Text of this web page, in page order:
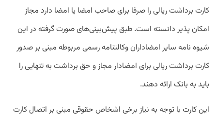
کارت برداشت ریالی را صرفا برای صاحب امضا یا امضا دارد مجاز
امکان پذیر دانسته است. طبق پیش‌بینی‌های صورت گرفته در این
شیوه نامه سایر امضاداران وکالتنامه رسمی مربوطه مبنی بر صدور
کارت برداشت ریالی برای امضادار مجاز و حق برداشت به تنهایی را
باید به بانک ارائه دهند.
این کارت با توجه به نیاز برخی اشخاص حقوقی مبنی بر اتصال کارت